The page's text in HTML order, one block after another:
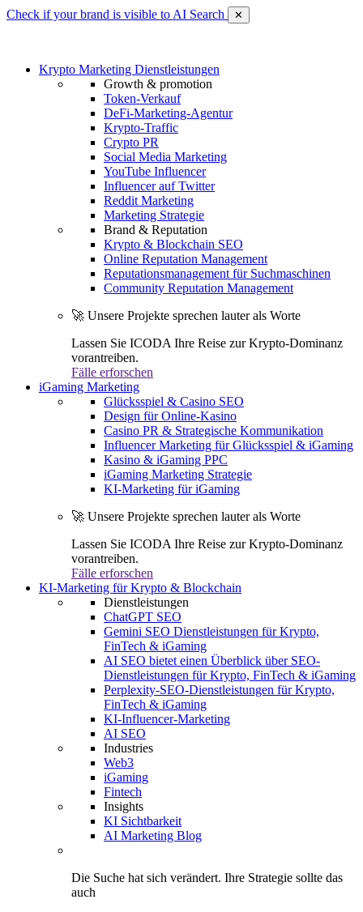
Check if your brand is visible to AI Search ✕
Krypto Marketing Dienstleistungen
Growth & promotion
Token-Verkauf
DeFi-Marketing-Agentur
Krypto-Traffic
Crypto PR
Social Media Marketing
YouTube Influencer
Influencer auf Twitter
Reddit Marketing
Marketing Strategie
Brand & Reputation
Krypto & Blockchain SEO
Online Reputation Management
Reputationsmanagement für Suchmaschinen
Community Reputation Management
🚀 Unsere Projekte sprechen lauter als Worte
Lassen Sie ICODA Ihre Reise zur Krypto-Dominanz
vorantreiben.
Fälle erforschen
iGaming Marketing
Glücksspiel & Casino SEO
Design für Online-Kasino
Casino PR & Strategische Kommunikation
Influencer Marketing für Glücksspiel & iGaming
Kasino & iGaming PPC
iGaming Marketing Strategie
KI-Marketing für iGaming
🚀 Unsere Projekte sprechen lauter als Worte
Lassen Sie ICODA Ihre Reise zur Krypto-Dominanz
vorantreiben.
Fälle erforschen
KI-Marketing für Krypto & Blockchain
Dienstleistungen
ChatGPT SEO
Gemini SEO Dienstleistungen für Krypto,
FinTech & iGaming
AI SEO bietet einen Überblick über SEO-
Dienstleistungen für Krypto, FinTech & iGaming
Perplexity-SEO-Dienstleistungen für Krypto,
FinTech & iGaming
KI-Influencer-Marketing
AI SEO
Industries
Web3
iGaming
Fintech
Insights
KI Sichtbarkeit
AI Marketing Blog
Die Suche hat sich verändert. Ihre Strategie sollte das
auch